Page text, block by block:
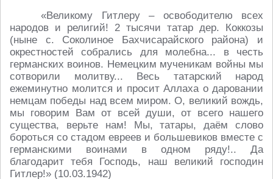
«Великому Гитлеру – освободителю всех
народов и религий! 2 тысячи татар дер. Коккозы
(ныне с. Соколиное Бахчисарайского района) и
окрестностей собрались для молебна... в честь
германских воинов. Немецким мученикам войны мы
сотворили молитву... Весь татарский народ
ежеминутно молится и просит Аллаха о даровании
немцам победы над всем миром. О, великий вождь,
мы говорим Вам от всей души, от всего нашего
существа, верьте нам! Мы, татары, даём слово
бороться со стадом евреев и большевиков вместе с
германскими воинами в одном ряду!.. Да
благодарит тебя Господь, наш великий господин
Гитлер!» (10.03.1942)